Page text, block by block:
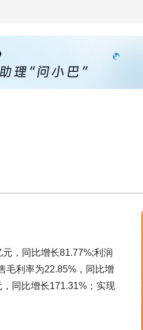
，同比增长81.77%;利润
毛利率为22.85%，同比增
同比增长171.31%；实现